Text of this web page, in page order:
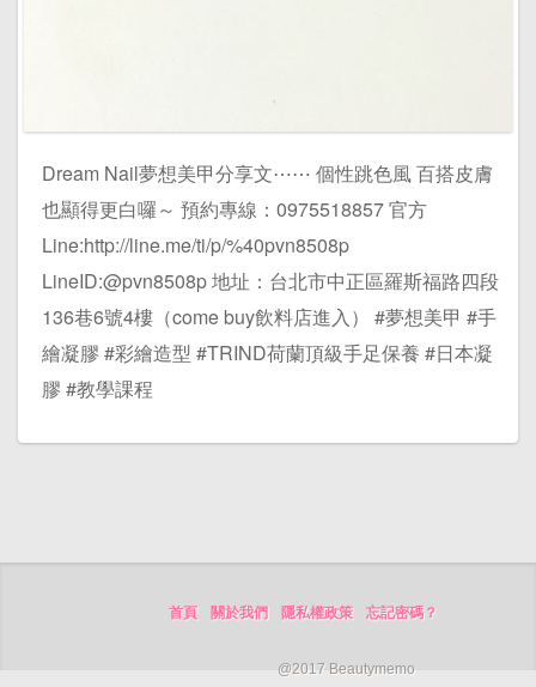
Dream Nail夢想美甲分享文⋯⋯ 個性跳色風 百搭皮膚
也顯得更白囉～ 預約專線：0975518857 官方
Line:http://line.me/ti/p/%40pvn8508p
LineID:@pvn8508p 地址：台北市中正區羅斯福路四段
136巷6號4樓（come buy飲料店進入） #夢想美甲 #手
繪凝膠 #彩繪造型 #TRIND荷蘭頂級手足保養 #日本凝
膠 #教學課程
首頁 關於我們 隱私權政策 忘記密碼？
@2017 Beautymemo